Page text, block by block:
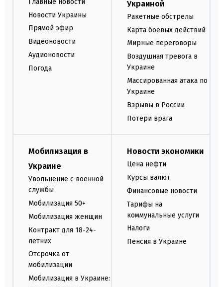
Новости Украины
Прямой эфир
Видеоновости
Аудионовости
Погода
Украиной
Ракетные обстрелы
Карта боевых действий
Мирные переговоры
Воздушная тревога в
Украине
Массированная атака по
Украине
Взрывы в России
Потери врага
Мобилизация в
Украине
Увольнение с военной
службы
Мобилизация 50+
Мобилизация женщин
Контракт для 18-24-
летних
Отсрочка от
мобилизации
Мобилизация в Украине:
Новости экономики
Цена нефти
Курсы валют
Финансовые новости
Тарифы на
коммунальные услуги
Налоги
Пенсия в Украине